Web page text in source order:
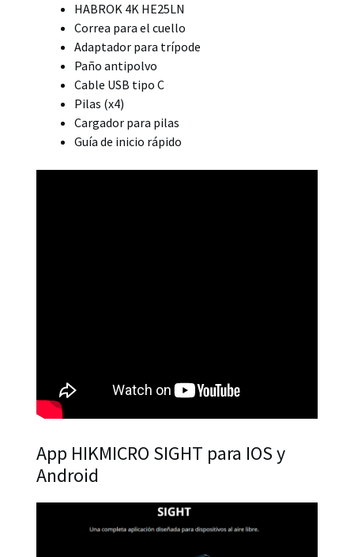
HABROK 4K HE25LN
Correa para el cuello
Adaptador para trípode
Paño antipolvo
Cable USB tipo C
Pilas (x4)
Cargador para pilas
Guía de inicio rápido
App HIKMICRO SIGHT para IOS y
Android